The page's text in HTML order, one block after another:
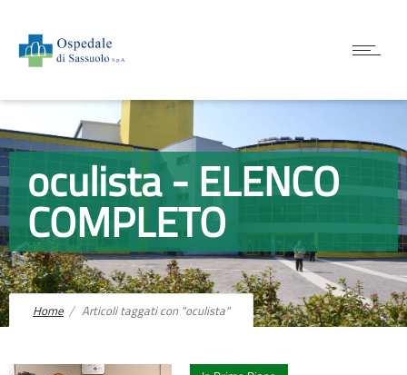
oculista - ELENCO
COMPLETO
Home Articoli taggati con "oculista"